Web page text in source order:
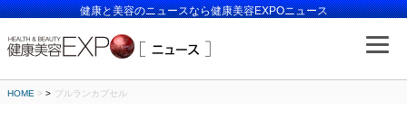
健康と美容のニュースなら健康美容EXPOニュース
HOME > プルランカプセル